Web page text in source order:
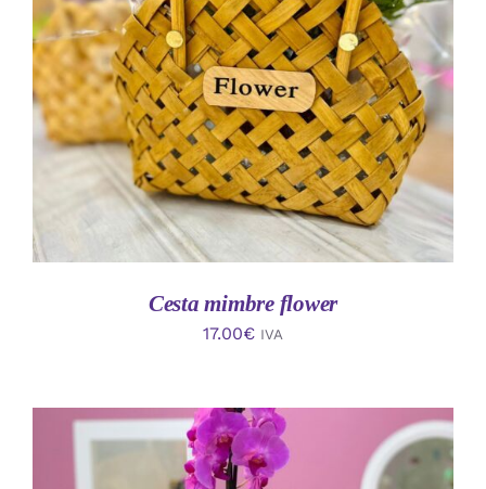
AÑADIR AL CARRITO
DETALLES
Cesta mimbre flower
17.00€ IVA